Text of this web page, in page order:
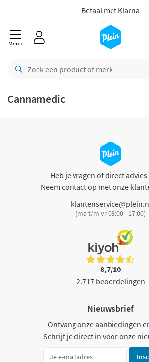
Betaal met Klarna
Menu
Cannamedic
Heb je vragen of direct advies
Neem contact op met onze
(ma t/m vr 08:00 - 17:00)
8,7/10
2.717 beoordelingen
Nieuwsbrief
Ontvang onze aanbiedingen
Schrijf je direct in voor onze